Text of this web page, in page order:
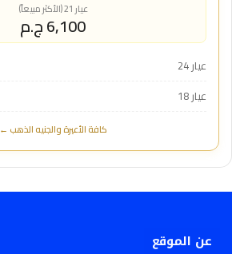
عيار 21 (الأكثر مبيعاً)
6,100 ج.م
عيار 24
عيار 18
كافة الأعيرة والجنيه الذهب ←
عن الموقع